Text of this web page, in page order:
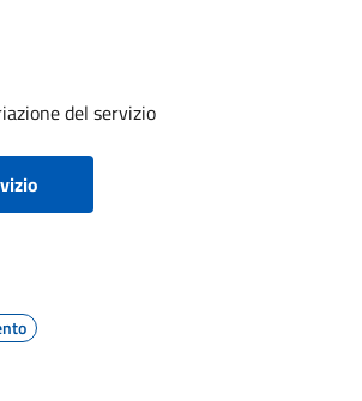
del servizio